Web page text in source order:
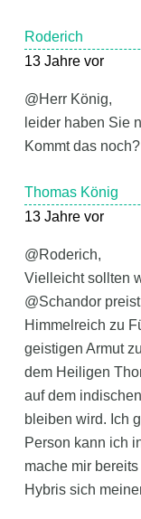
Roderich
13 Jahre vor
@Herr König,
leider haben Sie
Kommt das noch?
Thomas König
13 Jahre vor
@Roderich,
Vielleicht sollten
@Schandor
Himmelreich zu
geistigen Armut
dem Heiligen
auf dem
bleiben wird. Ich
Person kann ich
mache mir
Hybris sich